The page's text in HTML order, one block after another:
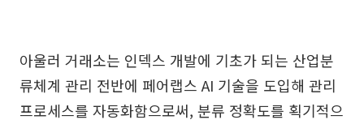
아울러 거래소는 인덱스 개발에 기초가 되는 산업분
류체계 관리 전반에 페어랩스 AI 기술을 도입해 관리
프로세스를 자동화함으로써, 분류 정확도를 획기적으